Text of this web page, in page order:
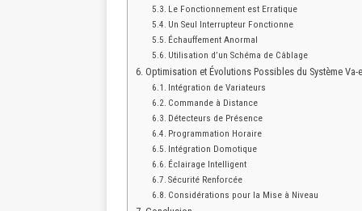
Le Fonctionnement est Erratique
Un Seul Interrupteur Fonctionne
Échauffement Anormal
Utilisation d’un Schéma de Câblage
Optimisation et Évolutions Possibles du Système Va-
Intégration de Variateurs
Commande à Distance
Détecteurs de Présence
Programmation Horaire
Intégration Domotique
Éclairage Intelligent
Sécurité Renforcée
Considérations pour la Mise à Niveau